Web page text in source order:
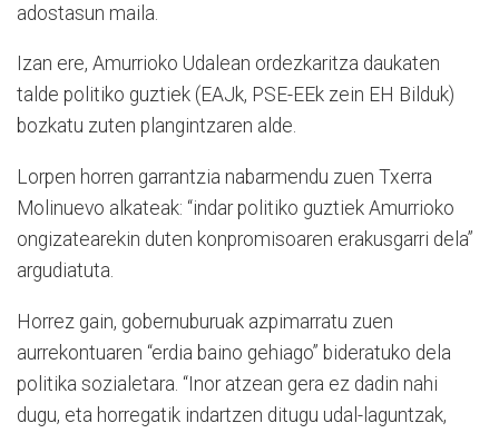
adostasun maila.
Izan ere, Amurrioko Udalean ordezkaritza daukaten
talde politiko guztiek (EAJk, PSE-EEk zein EH Bilduk)
bozkatu zuten plangintzaren alde.
Lorpen horren garrantzia nabarmendu zuen Txerra
Molinuevo alkateak: “indar politiko guztiek Amurrioko
ongizatearekin duten konpromisoaren erakusgarri dela”
argudiatuta.
Horrez gain, gobernuburuak azpimarratu zuen
aurrekontuaren “erdia baino gehiago” bideratuko dela
politika sozialetara. “Inor atzean gera ez dadin nahi
dugu, eta horregatik indartzen ditugu udal-laguntzak,